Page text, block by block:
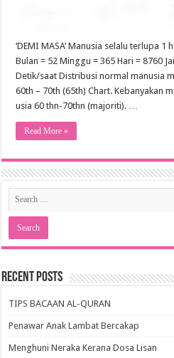
‘DEMI MASA’ Manusia selalu terlupa 1
Bulan = 52 Minggu = 365 Hari = 8760
Detik/saat Distribusi normal manusia
60th – 70th (65th) Chart. Kebanyakan
usia 60 thn-70thn (majoriti). …
Read More »
Recent Posts
TIPS BACAAN AL-QURAN
Penawar Anak Lambat Bercakap
Menghuni Neraka Kerana Dosa Lisan